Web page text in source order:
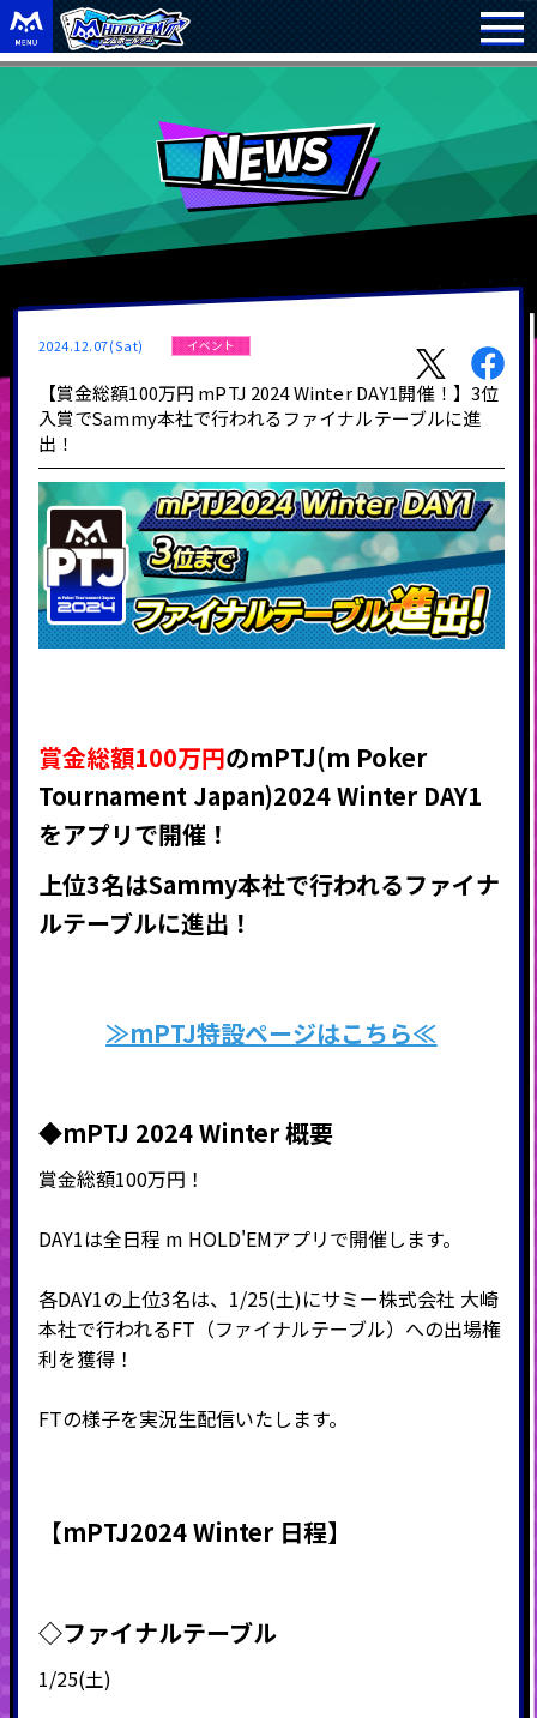
2024.12.07(Sat) イベント
【賞金総額100万円 mPTJ 2024 Winter DAY1開催！】3位
入賞でSammy本社で行われるファイナルテーブルに進
出！
賞金総額100万円のmPTJ(m Poker
Tournament Japan)2024 Winter DAY1
をアプリで開催！
上位3名はSammy本社で行われるファイナ
ルテーブルに進出！
≫mPTJ特設ページはこちら≪
◆mPTJ 2024 Winter 概要
賞金総額100万円！
DAY1は全日程 m HOLD'EMアプリで開催します。
各DAY1の上位3名は、1/25(土)にサミー株式会社 大崎
本社で行われるFT（ファイナルテーブル）への出場権
利を獲得！
FTの様子を実況生配信いたします。
【mPTJ2024 Winter 日程】
◇ファイナルテーブル
1/25(土)